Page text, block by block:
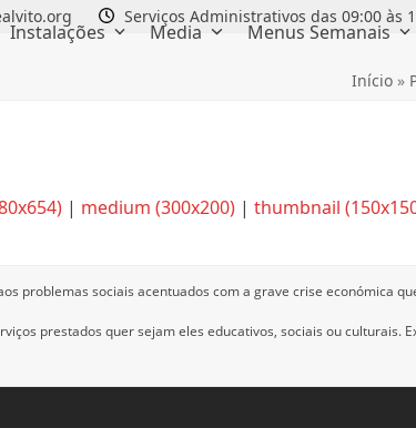
Serviços Administrativos das 09:00 às
Instalações Media Menus Semanais
Início »
| medium (300x200) | thumbnail
problemas sociais acentuados com a grave crise económica
prestados quer sejam eles educativos, sociais ou culturais.